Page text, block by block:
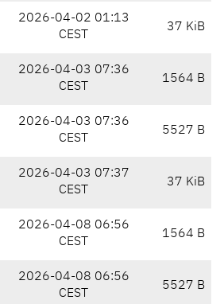
2026-04-02 01:13
CEST
37 KiB
2026-04-03 07:36
CEST
1564 B
2026-04-03 07:36
CEST
5527 B
2026-04-03 07:37
CEST
37 KiB
2026-04-08 06:56
CEST
1564 B
2026-04-08 06:56
CEST
5527 B